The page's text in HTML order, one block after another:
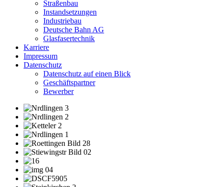
Straßenbau
Instandsetzungen
Industriebau
Deutsche Bahn AG
Glasfasertechnik
Karriere
Impressum
Datenschutz
Datenschutz auf einen Blick
Geschäftspartner
Bewerber